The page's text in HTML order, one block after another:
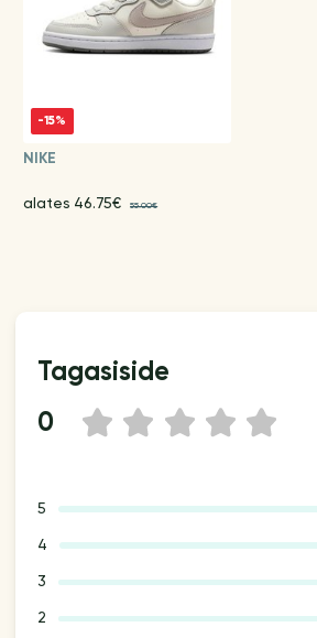
-15%
NIKE
alates 46.75€ 55.00€
Tagasiside
0 5
4
3
2
1
5
4
3
2